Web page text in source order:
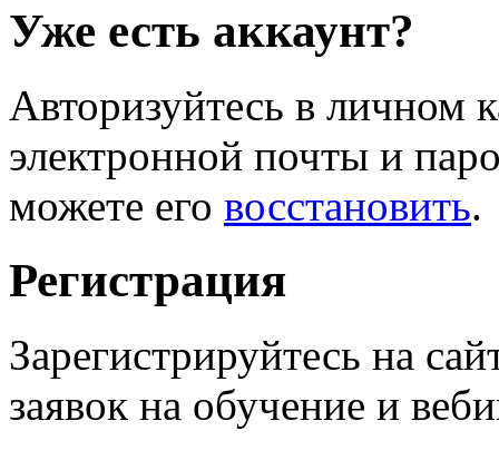
Уже есть аккаунт?
Авторизуйтесь в личном
электронной почты и
можете его восстановить.
Регистрация
Зарегистрируйтесь на
заявок на обучение и